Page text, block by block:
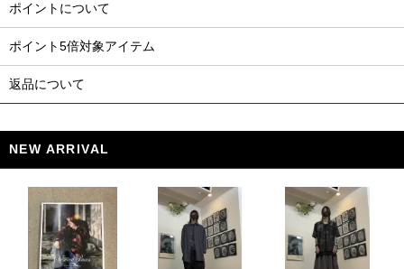
ポイントについて
ポイント5倍対象アイテム
返品について
NEW ARRIVAL